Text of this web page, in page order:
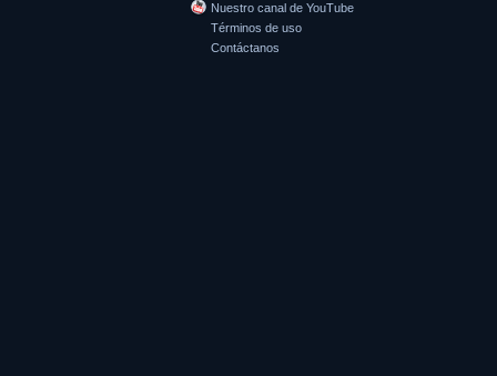
Nuestro canal de YouTube
Términos de uso
Contáctanos